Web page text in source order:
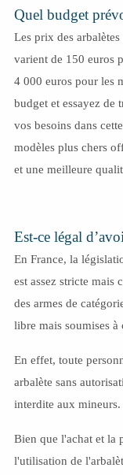
Quel budget
Les prix des
varient de 150 euros
4 000 euros pour les
budget et essayez de
vos besoins dans
modèles plus chers
et une meilleure
Est-ce légal
En France, la
est assez stricte mais
des armes de
libre mais soumises à
En effet, toute
arbalète sans
interdite aux mineurs.
Bien que l'achat et la
l'utilisation de